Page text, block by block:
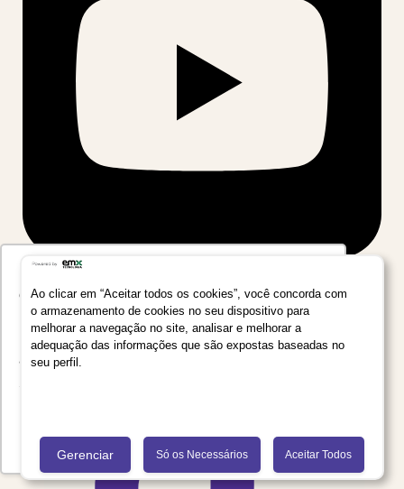
Utilizamos seus dados para oferecer uma
experiência mais relevante ao analisar e
personalizar conteúdos e anúncios em nossa
plataforma e em serviços de terceiros. Consulte
a Política de Privacidade de Dados do Grupo
Recusar Cookies Aceitar Cookies
Ao clicar em “Aceitar todos os cookies”, você concorda com
o armazenamento de cookies no seu dispositivo para
melhorar a navegação no site, analisar e melhorar a
adequação das informações que são expostas baseadas no
seu perfil.
Gerenciar Só os Necessários Aceitar Todos